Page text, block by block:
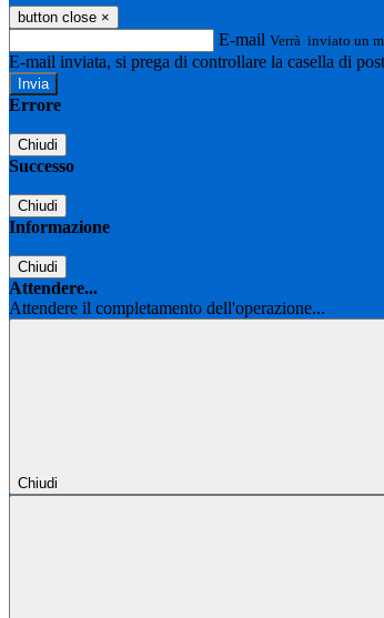
button close ×
E-mail Verrà inviato un
E-mail inviata, si prega di controllare la casella di
Errore
Chiudi
Successo
Chiudi
Informazione
Chiudi
Attendere...
Attendere il completamento dell'operazione...
Chiudi